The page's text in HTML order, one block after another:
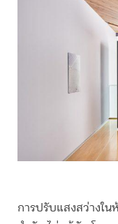
การปรับแสงสว่างใ